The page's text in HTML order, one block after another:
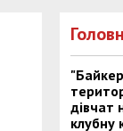
дівчат
клубну